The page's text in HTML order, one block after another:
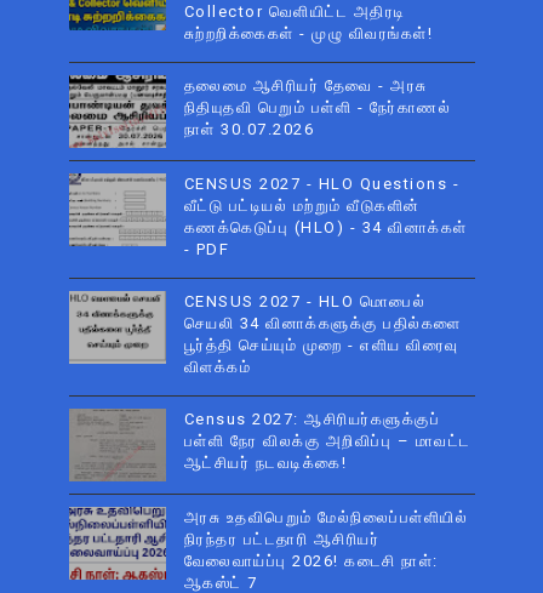
Collector வெளியிட்ட அதிரடி
சுற்றறிக்கைகள் - முழு விவரங்கள்!
தலைமை ஆசிரியர் தேவை - அரசு
நிதியுதவி பெறும் பள்ளி - நேர்காணல்
நாள் 30.07.2026
CENSUS 2027 - HLO Questions -
வீட்டு பட்டியல் மற்றும் வீடுகளின்
கணக்கெடுப்பு (HLO) - 34 வினாக்கள்
- PDF
CENSUS 2027 - HLO மொபைல்
செயலி 34 வினாக்களுக்கு பதில்களை
பூர்த்தி செய்யும் முறை - எளிய விரைவு
விளக்கம்
Census 2027: ஆசிரியர்களுக்குப்
பள்ளி நேர விலக்கு அறிவிப்பு – மாவட்ட
ஆட்சியர் நடவடிக்கை!
அரசு உதவிபெறும் மேல்நிலைப்பள்ளியில்
நிரந்தர பட்டதாரி ஆசிரியர்
வேலைவாய்ப்பு 2026! கடைசி நாள்:
ஆகஸ்ட் 7